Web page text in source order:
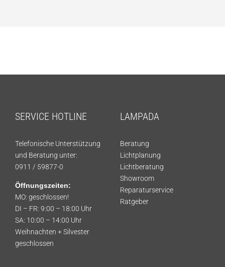
SERVICE HOTLINE
Telefonische Unterstützung
und Beratung unter:
0911 / 59877-0
Öffnungszeiten:
MO: geschlossen!
DI – FR: 9:00 – 18:00 Uhr
SA: 10:00 – 14:00 Uhr
Weihnachten + Silvester
geschlossen
LAMPADA
Beratung
Lichtplanung
Lichtberatung
Showroom
Reparaturservice
Ratgeber